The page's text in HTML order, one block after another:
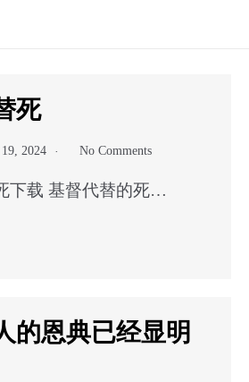
死
2024 No Comments
下载 基督代替的死…
的恩典已经显明